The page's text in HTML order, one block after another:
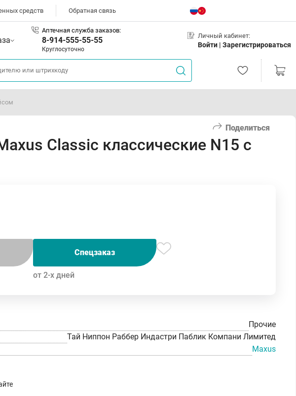
средств Обратная связь
Аптечная служба заказов:
8-914-555-55-55
Круглосуточно
Личный кабинет:
Войти | Зарегистрироваться
Поделиться
Classic классические N15 с
Спецзаказ
от 2-х дней
Прочие
Тай Ниппон Раббер Индастри Паблик Компани Лимитед
Maxus